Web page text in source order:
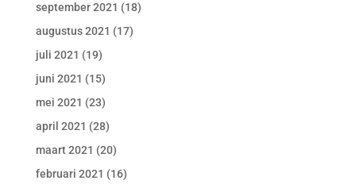
september 2021 (18)
augustus 2021 (17)
juli 2021 (19)
juni 2021 (15)
mei 2021 (23)
april 2021 (28)
maart 2021 (20)
februari 2021 (16)